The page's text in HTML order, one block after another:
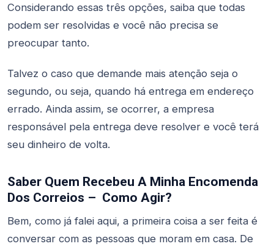
Considerando essas três opções, saiba que todas
podem ser resolvidas e você não precisa se
preocupar tanto.
Talvez o caso que demande mais atenção seja o
segundo, ou seja, quando há entrega em endereço
errado. Ainda assim, se ocorrer, a empresa
responsável pela entrega deve resolver e você terá
seu dinheiro de volta.
Saber Quem Recebeu A Minha Encomenda
Dos Correios – Como Agir?
Bem, como já falei aqui, a primeira coisa a ser feita é
conversar com as pessoas que moram em casa. De